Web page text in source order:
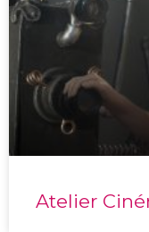
Atelier